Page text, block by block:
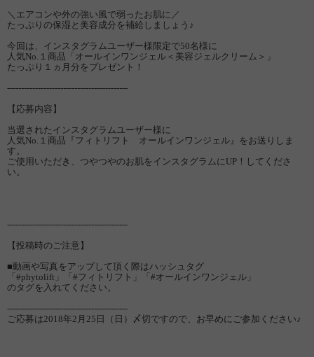
＼エアコンや外の強い風で弱ったお肌に／
たっぷりの保湿と美容成分を補給しましょう♪
今回は、インスタグラムユーザー様限定で50名様に
人気No.１商品「オールインワンジェル＜美容ジェルクリーム＞」
たっぷり１ヵ月分をプレゼント！
-------------------------------------------
【応募内容】
当選されたインスタグラムユーザー様に
人気No.１商品『フィトリフト オールインワンジェル』をお送りしま
す。
ご使用いただき、つやつやのお肌をインスタグラムにUP！してくださ
い。
-------------------------------------------
【投稿時のご注意】
■動画や写真をアップして頂く際はハッシュタグ
「#phytolift」「#フィトリフト」「#オールインワンジェル」
のタグを入れてください。
-------------------------------------------
ご応募は2018年2月25日（日）〆切ですので、お早めにご参加ください♪